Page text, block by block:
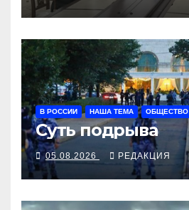
В РОССИИ НАША ТЕМА ОБЩЕСТВО
Суть подрыва
05.08.2026 РЕДАКЦИЯ